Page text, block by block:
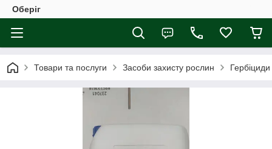
Оберіг
Товари та послуги Засоби захисту рослин Гербіциди